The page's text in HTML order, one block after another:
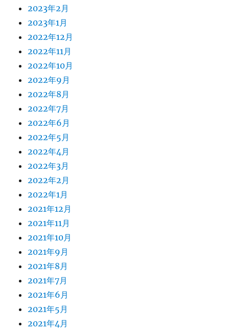
2023年2月
2023年1月
2022年12月
2022年11月
2022年10月
2022年9月
2022年8月
2022年7月
2022年6月
2022年5月
2022年4月
2022年3月
2022年2月
2022年1月
2021年12月
2021年11月
2021年10月
2021年9月
2021年8月
2021年7月
2021年6月
2021年5月
2021年4月